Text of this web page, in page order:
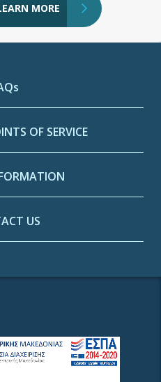
MORE
OF SERVICE
US